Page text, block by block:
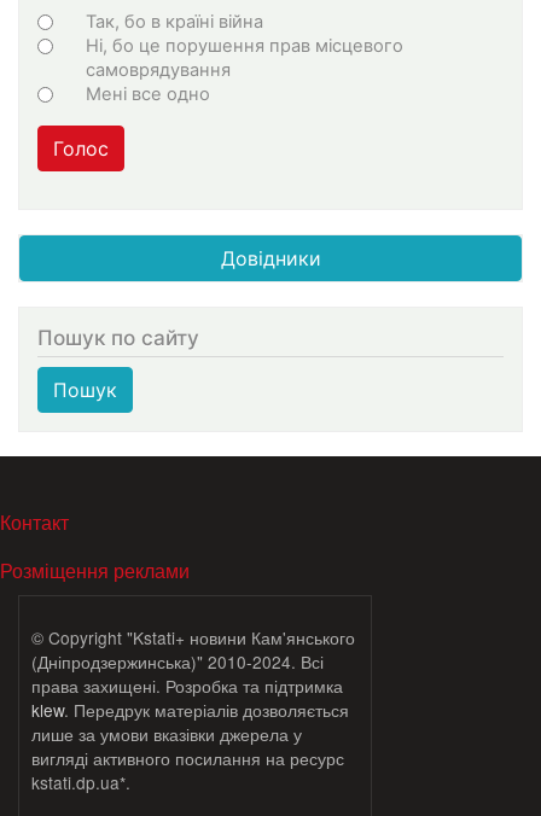
Choices
Так, бо в країні війна
Ні, бо це порушення прав місцевого
самоврядування
Мені все одно
Голос
Довідники
Пошук по сайту
Пошук
МЕНЮ В ПОДВАЛЕ
Контакт
Розміщення реклами
© Copyright "Kstati+ новини Кам'янського
(Дніпродзержинська)" 2010-2024. Всі
права захищені. Розробка та підтримка
klew. Передрук матеріалів дозволяється
лише за умови вказівки джерела у
вигляді активного посилання на ресурс
kstati.dp.ua*.